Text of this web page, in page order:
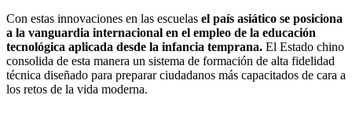
Con estas innovaciones en las escuelas el país asiático se posiciona
a la vanguardia internacional en el empleo de la educación
tecnológica aplicada desde la infancia temprana. El Estado chino
consolida de esta manera un sistema de formación de alta fidelidad
técnica diseñado para preparar ciudadanos más capacitados de cara a
los retos de la vida moderna.